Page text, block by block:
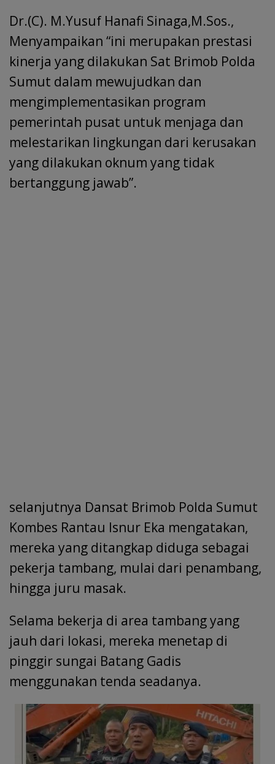
Dr.(C). M.Yusuf Hanafi Sinaga,M.Sos.,
Menyampaikan “ini merupakan prestasi
kinerja yang dilakukan Sat Brimob Polda
Sumut dalam mewujudkan dan
mengimplementasikan program
pemerintah pusat untuk menjaga dan
melestarikan lingkungan dari kerusakan
yang dilakukan oknum yang tidak
bertanggung jawab”.
selanjutnya Dansat Brimob Polda Sumut
Kombes Rantau Isnur Eka mengatakan,
mereka yang ditangkap diduga sebagai
pekerja tambang, mulai dari penambang,
hingga juru masak.
Selama bekerja di area tambang yang
jauh dari lokasi, mereka menetap di
pinggir sungai Batang Gadis
menggunakan tenda seadanya.